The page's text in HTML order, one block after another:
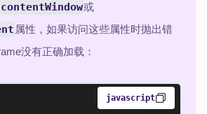
contentWindow或
属性，如果访问这些属性时抛出错
没有正确加载：
javascript